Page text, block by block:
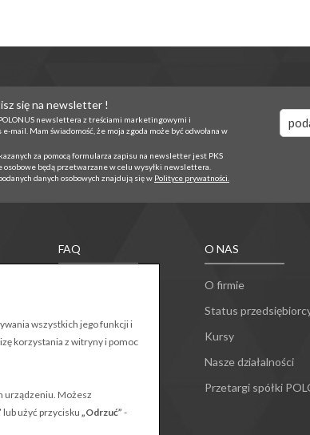
się na newsletter !
newslettera z treściami marketingowymi i
mail. Mam świadomość, że moja zgoda może być odwołana w
za pomocą formularza zapisu na newsletter jest PKS
osobowe będą przetwarzane w celu wysyłki newslettera.
danych osobowych znajdują się w Polityce prywatności.
FAQ
Reklamacje
O NAS
O firmie
Status
Kursy
Nasze działalności
Przetargi spółki
wszystkich jego funkcji i
korzystania z witryny i pomoc
urządzeniu. Możesz
lub użyć przycisku „Odrzuć” -